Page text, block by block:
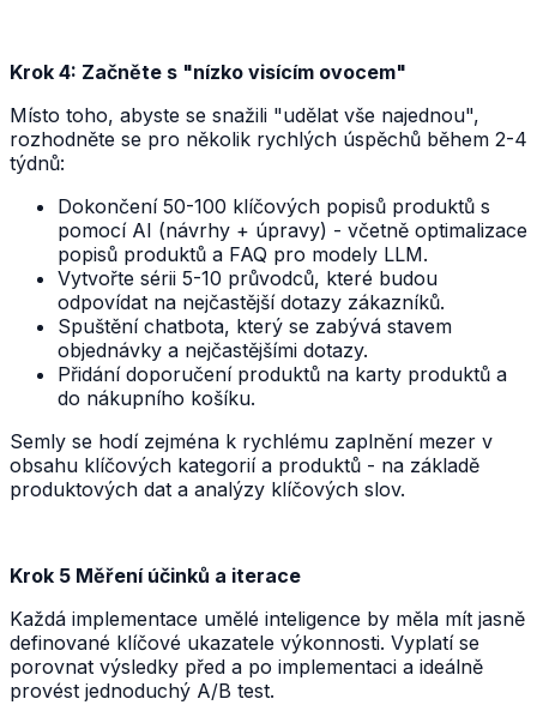
Krok 4: Začněte s "nízko visícím ovocem"
Místo toho, abyste se snažili "udělat vše najednou",
rozhodněte se pro několik rychlých úspěchů během 2-4
týdnů:
Dokončení 50-100 klíčových popisů produktů s
pomocí AI (návrhy + úpravy) - včetně optimalizace
popisů produktů a FAQ pro modely LLM.
Vytvořte sérii 5-10 průvodců, které budou
odpovídat na nejčastější dotazy zákazníků.
Spuštění chatbota, který se zabývá stavem
objednávky a nejčastějšími dotazy.
Přidání doporučení produktů na karty produktů a
do nákupního košíku.
Semly se hodí zejména k rychlému zaplnění mezer v
obsahu klíčových kategorií a produktů - na základě
produktových dat a analýzy klíčových slov.
Krok 5 Měření účinků a iterace
Každá implementace umělé inteligence by měla mít jasně
definované klíčové ukazatele výkonnosti. Vyplatí se
porovnat výsledky před a po implementaci a ideálně
provést jednoduchý A/B test.